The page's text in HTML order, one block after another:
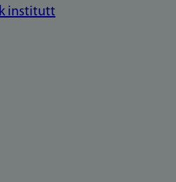
institutt